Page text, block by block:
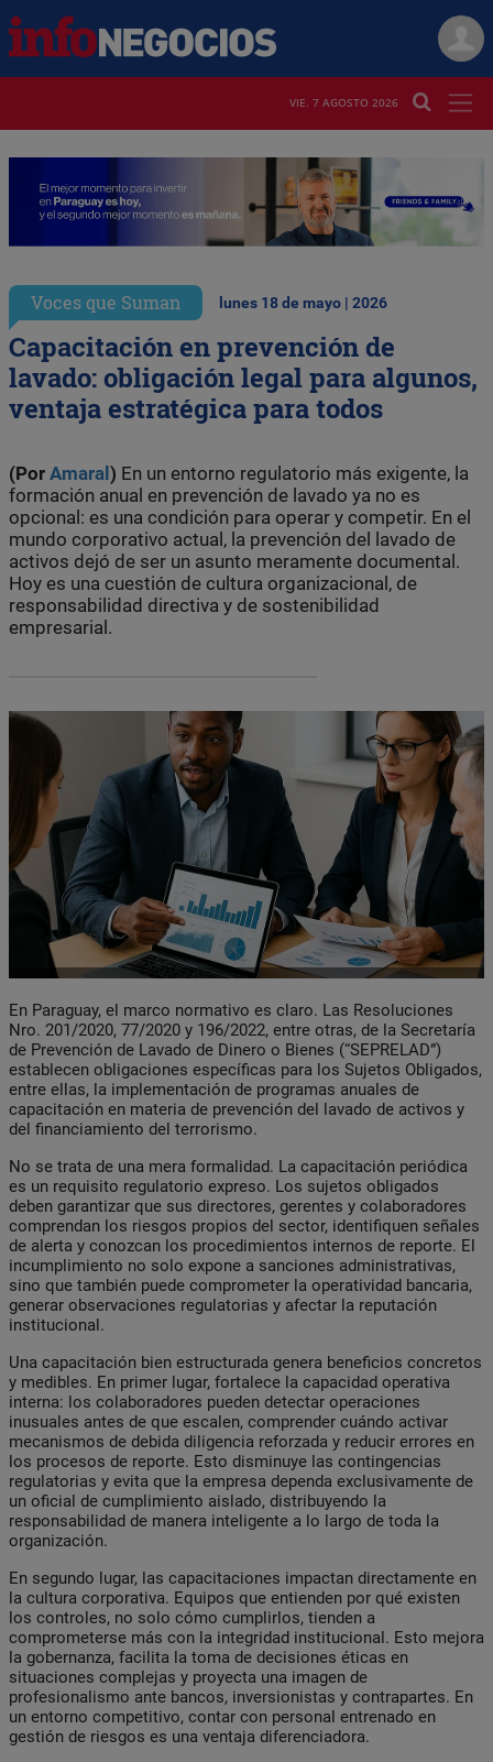
VIE. 7 AGOSTO 2026
Voces que Suman lunes 18 de mayo | 2026
Capacitación en prevención de
lavado: obligación legal para algunos,
ventaja estratégica para todos
(Por Amaral) En un entorno regulatorio más exigente, la
formación anual en prevención de lavado ya no es
opcional: es una condición para operar y competir. En el
mundo corporativo actual, la prevención del lavado de
activos dejó de ser un asunto meramente documental.
Hoy es una cuestión de cultura organizacional, de
responsabilidad directiva y de sostenibilidad
empresarial.
En Paraguay, el marco normativo es claro. Las Resoluciones
Nro. 201/2020, 77/2020 y 196/2022, entre otras, de la Secretaría
de Prevención de Lavado de Dinero o Bienes (“SEPRELAD”)
establecen obligaciones específicas para los Sujetos Obligados,
entre ellas, la implementación de programas anuales de
capacitación en materia de prevención del lavado de activos y
del financiamiento del terrorismo.
No se trata de una mera formalidad. La capacitación periódica
es un requisito regulatorio expreso. Los sujetos obligados
deben garantizar que sus directores, gerentes y colaboradores
comprendan los riesgos propios del sector, identifiquen señales
de alerta y conozcan los procedimientos internos de reporte. El
incumplimiento no solo expone a sanciones administrativas,
sino que también puede comprometer la operatividad bancaria,
generar observaciones regulatorias y afectar la reputación
institucional.
Una capacitación bien estructurada genera beneficios concretos
y medibles. En primer lugar, fortalece la capacidad operativa
interna: los colaboradores pueden detectar operaciones
inusuales antes de que escalen, comprender cuándo activar
mecanismos de debida diligencia reforzada y reducir errores en
los procesos de reporte. Esto disminuye las contingencias
regulatorias y evita que la empresa dependa exclusivamente de
un oficial de cumplimiento aislado, distribuyendo la
responsabilidad de manera inteligente a lo largo de toda la
organización.
En segundo lugar, las capacitaciones impactan directamente en
la cultura corporativa. Equipos que entienden por qué existen
los controles, no solo cómo cumplirlos, tienden a
comprometerse más con la integridad institucional. Esto mejora
la gobernanza, facilita la toma de decisiones éticas en
situaciones complejas y proyecta una imagen de
profesionalismo ante bancos, inversionistas y contrapartes. En
un entorno competitivo, contar con personal entrenado en
gestión de riesgos es una ventaja diferenciadora.